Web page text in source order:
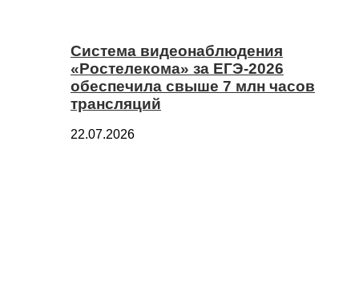
Система видеонаблюдения
«Ростелекома» за ЕГЭ-2026
обеспечила свыше 7 млн часов
трансляций
22.07.2026